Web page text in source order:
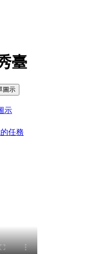
臺
任務